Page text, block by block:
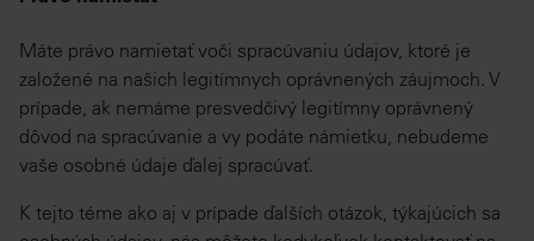
Máte právo namietať voči spracúvaniu údajov, ktoré je
založené na našich legitímnych oprávnených záujmoch. V
prípade, ak nemáme presvedčivý legitímny oprávnený
dôvod na spracúvanie a vy podáte námietku, nebudeme
vaše osobné údaje ďalej spracúvať.
K tejto téme ako aj v prípade ďalších otázok, týkajúcich sa